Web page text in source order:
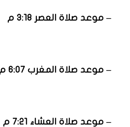
– موعد صلاة العصر 3:18 م
– موعد صلاة المغرب 6:07 م
– موعد صلاة العشاء 7:21 م